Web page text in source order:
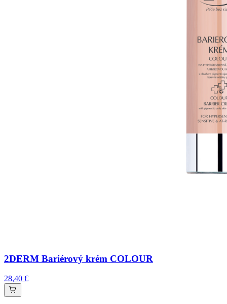
2DERM Bariérový krém COLOUR
28,40 €